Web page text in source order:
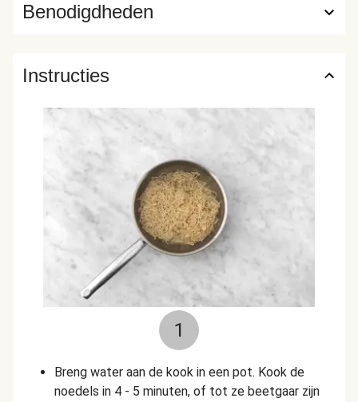
Benodigdheden
Instructies
1
Breng water aan de kook in een pot. Kook de
noedels in 4 - 5 minuten, of tot ze beetgaar zijn